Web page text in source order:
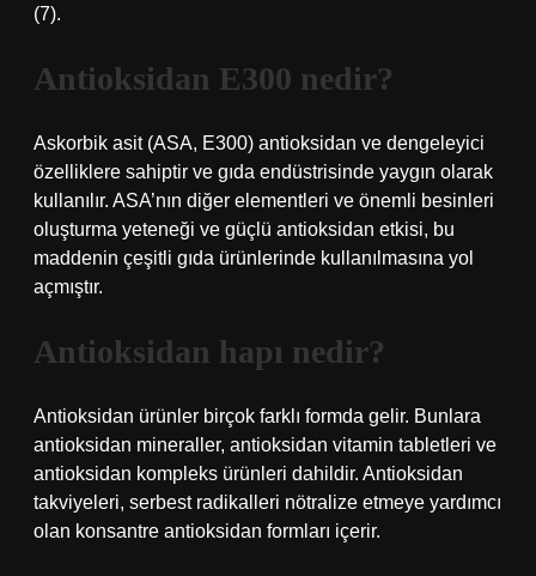
(7).
Antioksidan E300 nedir?
Askorbik asit (ASA, E300) antioksidan ve dengeleyici
özelliklere sahiptir ve gıda endüstrisinde yaygın olarak
kullanılır. ASA’nın diğer elementleri ve önemli besinleri
oluşturma yeteneği ve güçlü antioksidan etkisi, bu
maddenin çeşitli gıda ürünlerinde kullanılmasına yol
açmıştır.
Antioksidan hapı nedir?
Antioksidan ürünler birçok farklı formda gelir. Bunlara
antioksidan mineraller, antioksidan vitamin tabletleri ve
antioksidan kompleks ürünleri dahildir. Antioksidan
takviyeleri, serbest radikalleri nötralize etmeye yardımcı
olan konsantre antioksidan formları içerir.